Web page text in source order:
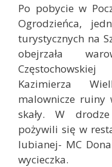
Po pobycie w
Ogrodzieńca,
turystycznych na
obejrzała
Kazimierza
malownicze ruiny
skały. W
pożywili się w
lubianej- MC
wycieczka.